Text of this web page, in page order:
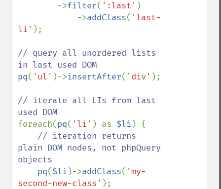
        ->
filter( ':last' )
            ->
addClass( 'last-
li' );
// query all unordered lists
pq( 'ul' )->insertAfter( 'div' );
// iterate all LIs from last
foreach(pq( 'li' ) as $li ) {
// iteration returns
plain DOM nodes, not phpQuery
objects
pq($li )->addClass( 'my-
second-new-class' );